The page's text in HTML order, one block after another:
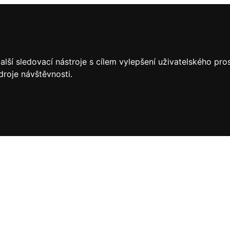
sledovací nástroje s cílem vylepšení uživatelského
návštěvnosti.